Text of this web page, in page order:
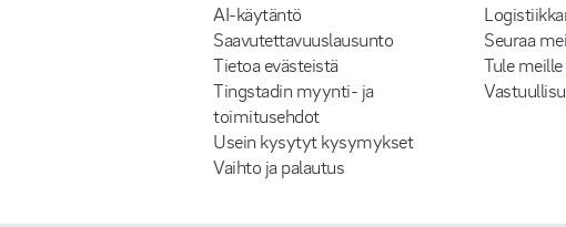
AI-käytäntö
Saavutettavuuslausunto
Tietoa evästeistä
Tingstadin myynti- ja
toimitusehdot
Usein kysytyt kysymykset
Vaihto ja palautus
Seuraa
Tule